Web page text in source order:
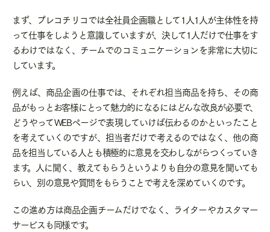
まず、プレコチリコでは全社員企画職として1人1人が主体性を持
って仕事をしようと意識していますが、決して1人だけで仕事をす
るわけではなく、チームでのコミュニケーションを非常に大切に
しています。
例えば、商品企画の仕事では、それぞれ担当商品を持ち、その商
品がもっとお客様にとって魅力的になるにはどんな改良が必要で、
どうやってWEBページで表現していけば伝わるのかといったこと
を考えていくのですが、担当者だけで考えるのではなく、他の商
品を担当している人とも積極的に意見を交わしながらつくっていき
ます。人に聞く、教えてもらうというよりも自分の意見を聞いても
らい、別の意見や質問をもらうことで考えを深めていくのです。
この進め方は商品企画チームだけでなく、ライターやカスタマー
サービスも同様です。